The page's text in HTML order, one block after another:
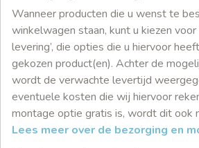
Wanneer producten die u wenst te
winkelwagen staan, kunt u kiezen voor
levering’, die opties die u hiervoor
gekozen product(en). Achter de
wordt de verwachte levertijd
eventuele kosten die wij hiervoor
montage optie gratis is, wordt dit ook
Lees meer over de bezorging en